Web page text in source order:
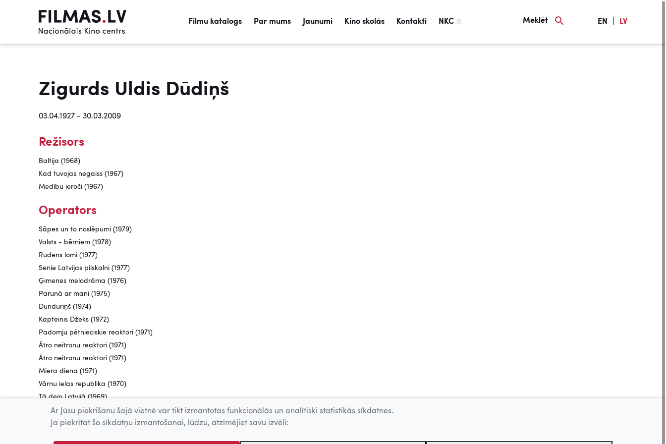
Filmu katalogs Par mums Jaunumi Kino skolās Kontakti NKC Meklēt EN LV
Zigurds Uldis Dūdiņš
03.04.1927 - 30.03.2009
Režisors
Baltija (1968)
Kad tuvojas negaiss (1967)
Medību ieroči (1967)
Operators
Sāpes un to noslēpumi (1979)
Valsts - bērniem (1978)
Rudens lomi (1977)
Senie Latvijas pilskalni (1977)
Ģimenes melodrāma (1976)
Parunā ar mani (1975)
Dunduriņš (1974)
Kapteinis Džeks (1972)
Padomju pētnieciskie reaktori (1971)
Ātro neitronu reaktori (1971)
Ātro neitronu reaktori (1971)
Miera diena (1971)
Vārnu ielas republika (1970)
Tā dejo Latvijā (1969)
Ceļš pie kaimiņiem (1969)
Jānis Lūsis (1969)
Ar Jūsu piekrišanu šajā vietnē var tikt izmantotas funkcionālās un analītiski statistikās sīkdatnes.
Ja piekrītat šo sīkdatņu izmantošanai, lūdzu, atzīmējiet savu izvēli: